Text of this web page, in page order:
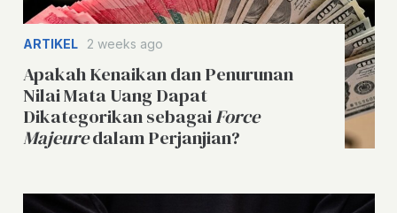
ARTIKEL 2 weeks ago
Apakah Kenaikan dan Penurunan
Nilai Mata Uang Dapat
Dikategorikan sebagaiForce
Majeuredalam Perjanjian?